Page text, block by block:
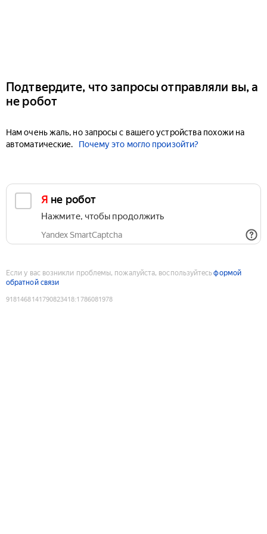
Подтвердите, что запросы отправляли вы, а
не робот
Нам очень жаль, но запросы с вашего устройства похожи на
автоматические.
Почему это могло произойти?
Я не робот
Нажмите, чтобы продолжить
Yandex SmartCaptcha
Если у вас возникли проблемы, пожалуйста, воспользуйтесьформой
обратной связи
9181468141790823418:1786081978